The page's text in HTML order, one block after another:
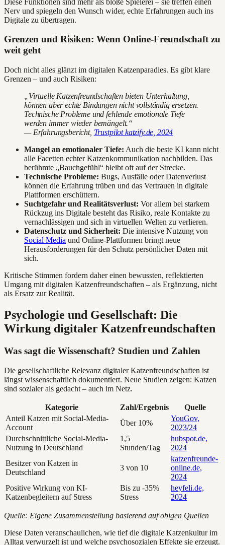
Nerv und spiegeln den Wunsch wider, echte Erfahrungen auch ins
Digitale zu übertragen.
Grenzen und Risiken: Wenn Online-Freundschaft zu
weit geht
Doch nicht alles glänzt im digitalen Katzenparadies. Es gibt klare
Grenzen – und auch Risiken:
„Virtuelle Katzenfreundschaften bieten Unterhaltung,
können aber echte Bindungen nicht vollständig ersetzen.
Technische Probleme und fehlende emotionale Tiefe
werden immer wieder bemängelt.“
— Erfahrungsbericht, Trustpilot katzify.de, 2024
Mangel an emotionaler Tiefe: Auch die beste KI kann nicht
alle Facetten echter Katzenkommunikation nachbilden. Das
berühmte „Bauchgefühl“ bleibt oft auf der Strecke.
Technische Probleme: Bugs, Ausfälle oder Datenverlust
können die Erfahrung trüben und das Vertrauen in digitale
Plattformen erschüttern.
Suchtgefahr und Realitätsverlust: Vor allem bei starkem
Rückzug ins Digitale besteht das Risiko, reale Kontakte zu
vernachlässigen und sich in virtuellen Welten zu verlieren.
Datenschutz und Sicherheit: Die intensive Nutzung von
Social Media und Online-Plattformen bringt neue
Herausforderungen für den Schutz persönlicher Daten mit
sich.
Kritische Stimmen fordern daher einen bewussten, reflektierten
Umgang mit digitalen Katzenfreundschaften – als Ergänzung, nicht
als Ersatz zur Realität.
Psychologie und Gesellschaft: Die
Wirkung digitaler Katzenfreundschaften
Was sagt die Wissenschaft? Studien und Zahlen
Die gesellschaftliche Relevanz digitaler Katzenfreundschaften ist
längst wissenschaftlich dokumentiert. Neue Studien zeigen: Katzen
sind sozialer als gedacht – auch im Netz.
Kategorie Zahl/Ergebnis
Quelle
Anteil Katzen mit Social-Media-
Account
Über 10%
YouGov,
2023/24
Durchschnittliche Social-Media-
Nutzung in Deutschland
1,5
Stunden/Tag
hubspot.de,
2024
Besitzer von Katzen in
Deutschland
3 von 10
katzenfreunde-
online.de,
2024
Positive Wirkung von KI-
Katzenbegleitern auf Stress
Bis zu -35%
Stress
heyfeli.de,
2024
Quelle: Eigene Zusammenstellung basierend auf obigen Quellen
Diese Daten veranschaulichen, wie tief die digitale Katzenkultur im
Alltag verwurzelt ist und welche psychosozialen Effekte sie erzeugt.